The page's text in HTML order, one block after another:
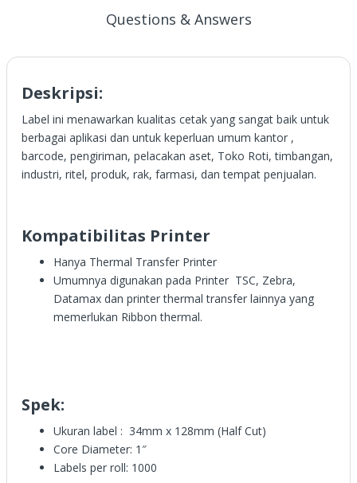
Questions & Answers
Deskripsi:
Label ini menawarkan kualitas cetak yang sangat baik untuk
berbagai aplikasi dan untuk keperluan umum kantor ,
barcode, pengiriman, pelacakan aset, Toko Roti, timbangan,
industri, ritel, produk, rak, farmasi, dan tempat penjualan.
Kompatibilitas Printer
Hanya Thermal Transfer Printer
Umumnya digunakan pada Printer TSC, Zebra,
Datamax dan printer thermal transfer lainnya yang
memerlukan Ribbon thermal.
Spek:
Ukuran label : 34mm x 128mm (Half Cut)
Core Diameter: 1″
Labels per roll: 1000